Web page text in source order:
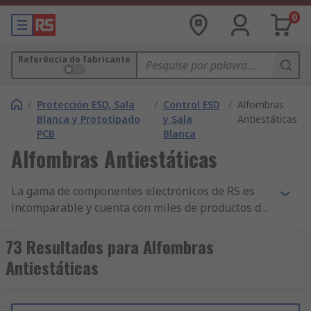
0
Referência do fabricante
/ Protección ESD, Sala
Blanca y Prototipado
PCB
/ Control ESD
y Sala
Blanca
/ Alfombras
Antiestáticas
Alfombras Antiestáticas
La gama de componentes electrónicos de RS es
incomparable y cuenta con miles de productos de
componentes de Circuito cerrado de televisión
(CCTV) y vigilancia de seguridad, Limpieza de
derrames y Alfombrillas de protección ESD.
de protección ESD y disponibilidad de stock y
73 Resultados para Alfombras
Antiestáticas